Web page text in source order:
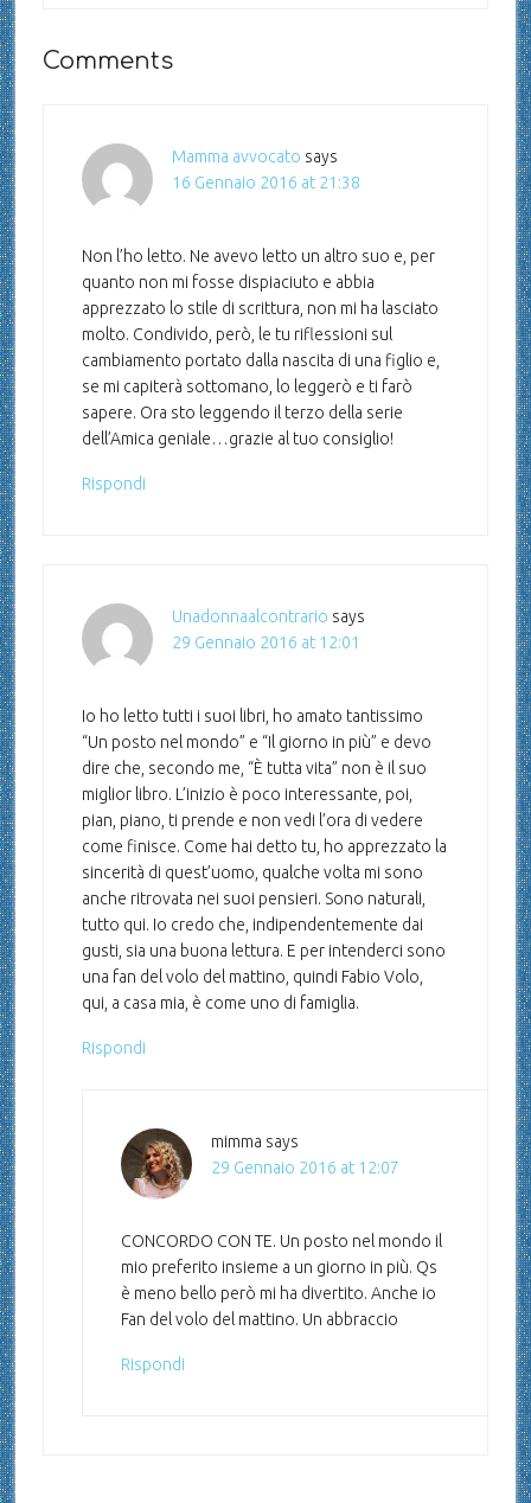
Comments
Mamma avvocato says
16 Gennaio 2016 at 21:38
Non l’ho letto. Ne avevo letto un altro suo e, per
quanto non mi fosse dispiaciuto e abbia
apprezzato lo stile di scrittura, non mi ha lasciato
molto. Condivido, però, le tu riflessioni sul
cambiamento portato dalla nascita di una figlio e,
se mi capiterà sottomano, lo leggerò e ti farò
sapere. Ora sto leggendo il terzo della serie
dell’Amica geniale…grazie al tuo consiglio!
Rispondi
Unadonnaalcontrario says
29 Gennaio 2016 at 12:01
Io ho letto tutti i suoi libri, ho amato tantissimo
“Un posto nel mondo” e “Il giorno in più” e devo
dire che, secondo me, “È tutta vita” non è il suo
miglior libro. L’inizio è poco interessante, poi,
pian, piano, ti prende e non vedi l’ora di vedere
come finisce. Come hai detto tu, ho apprezzato la
sincerità di quest’uomo, qualche volta mi sono
anche ritrovata nei suoi pensieri. Sono naturali,
tutto qui. Io credo che, indipendentemente dai
gusti, sia una buona lettura. E per intenderci sono
una fan del volo del mattino, quindi Fabio Volo,
qui, a casa mia, è come uno di famiglia.
Rispondi
mimma says
29 Gennaio 2016 at 12:07
CONCORDO CON TE. Un posto nel mondo il
mio preferito insieme a un giorno in più. Qs
è meno bello però mi ha divertito. Anche io
Fan del volo del mattino. Un abbraccio
Rispondi